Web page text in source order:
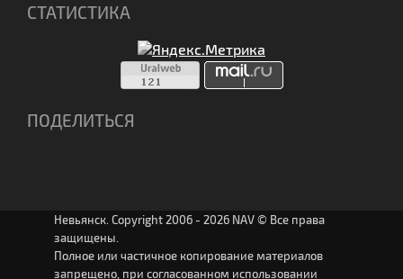
СТАТИСТИКА
ПОДЕЛИТЬСЯ
Невьянск. Copyright 2006 - 2026 NAV © Все права
защищены.
Полное или частичное копирование материалов
запрещено, при согласованном использовании